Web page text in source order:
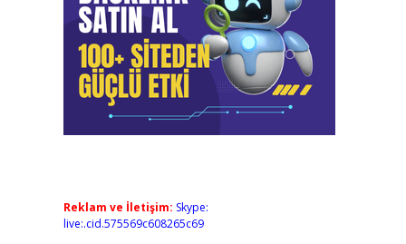
Reklam ve İletişim: Skype:
live:.cid.575569c608265c69